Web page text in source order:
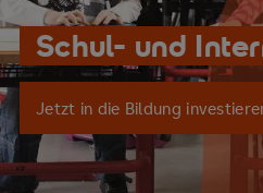
Schul- und
Jetzt in die Bildung